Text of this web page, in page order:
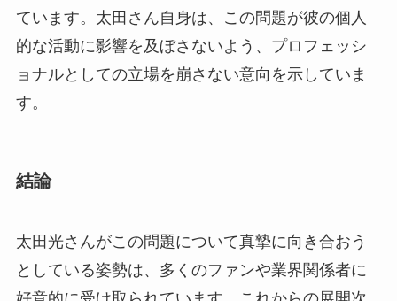
ています。太田さん自身は、この問題が彼の個人
的な活動に影響を及ぼさないよう、プロフェッシ
ョナルとしての立場を崩さない意向を示していま
す。
結論
太田光さんがこの問題について真摯に向き合おう
としている姿勢は、多くのファンや業界関係者に